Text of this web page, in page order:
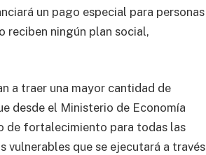
un pago especial para personas
reciben ningún plan social,
a traer una mayor cantidad de
desde el Ministerio de Economía
de fortalecimiento para todas las
vulnerables que se ejecutará a través